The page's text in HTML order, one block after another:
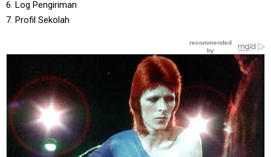
6. Log Pengiriman
7. Profil Sekolah